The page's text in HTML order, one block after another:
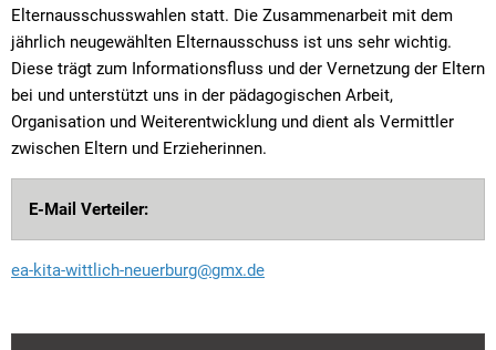
Elternausschusswahlen statt. Die Zusammenarbeit mit dem
jährlich neugewählten Elternausschuss ist uns sehr wichtig.
Diese trägt zum Informationsfluss und der Vernetzung der Eltern
bei und unterstützt uns in der pädagogischen Arbeit,
Organisation und Weiterentwicklung und dient als Vermittler
zwischen Eltern und Erzieherinnen.
E-Mail Verteiler:
ea-kita-wittlich-neuerburg@gmx.de